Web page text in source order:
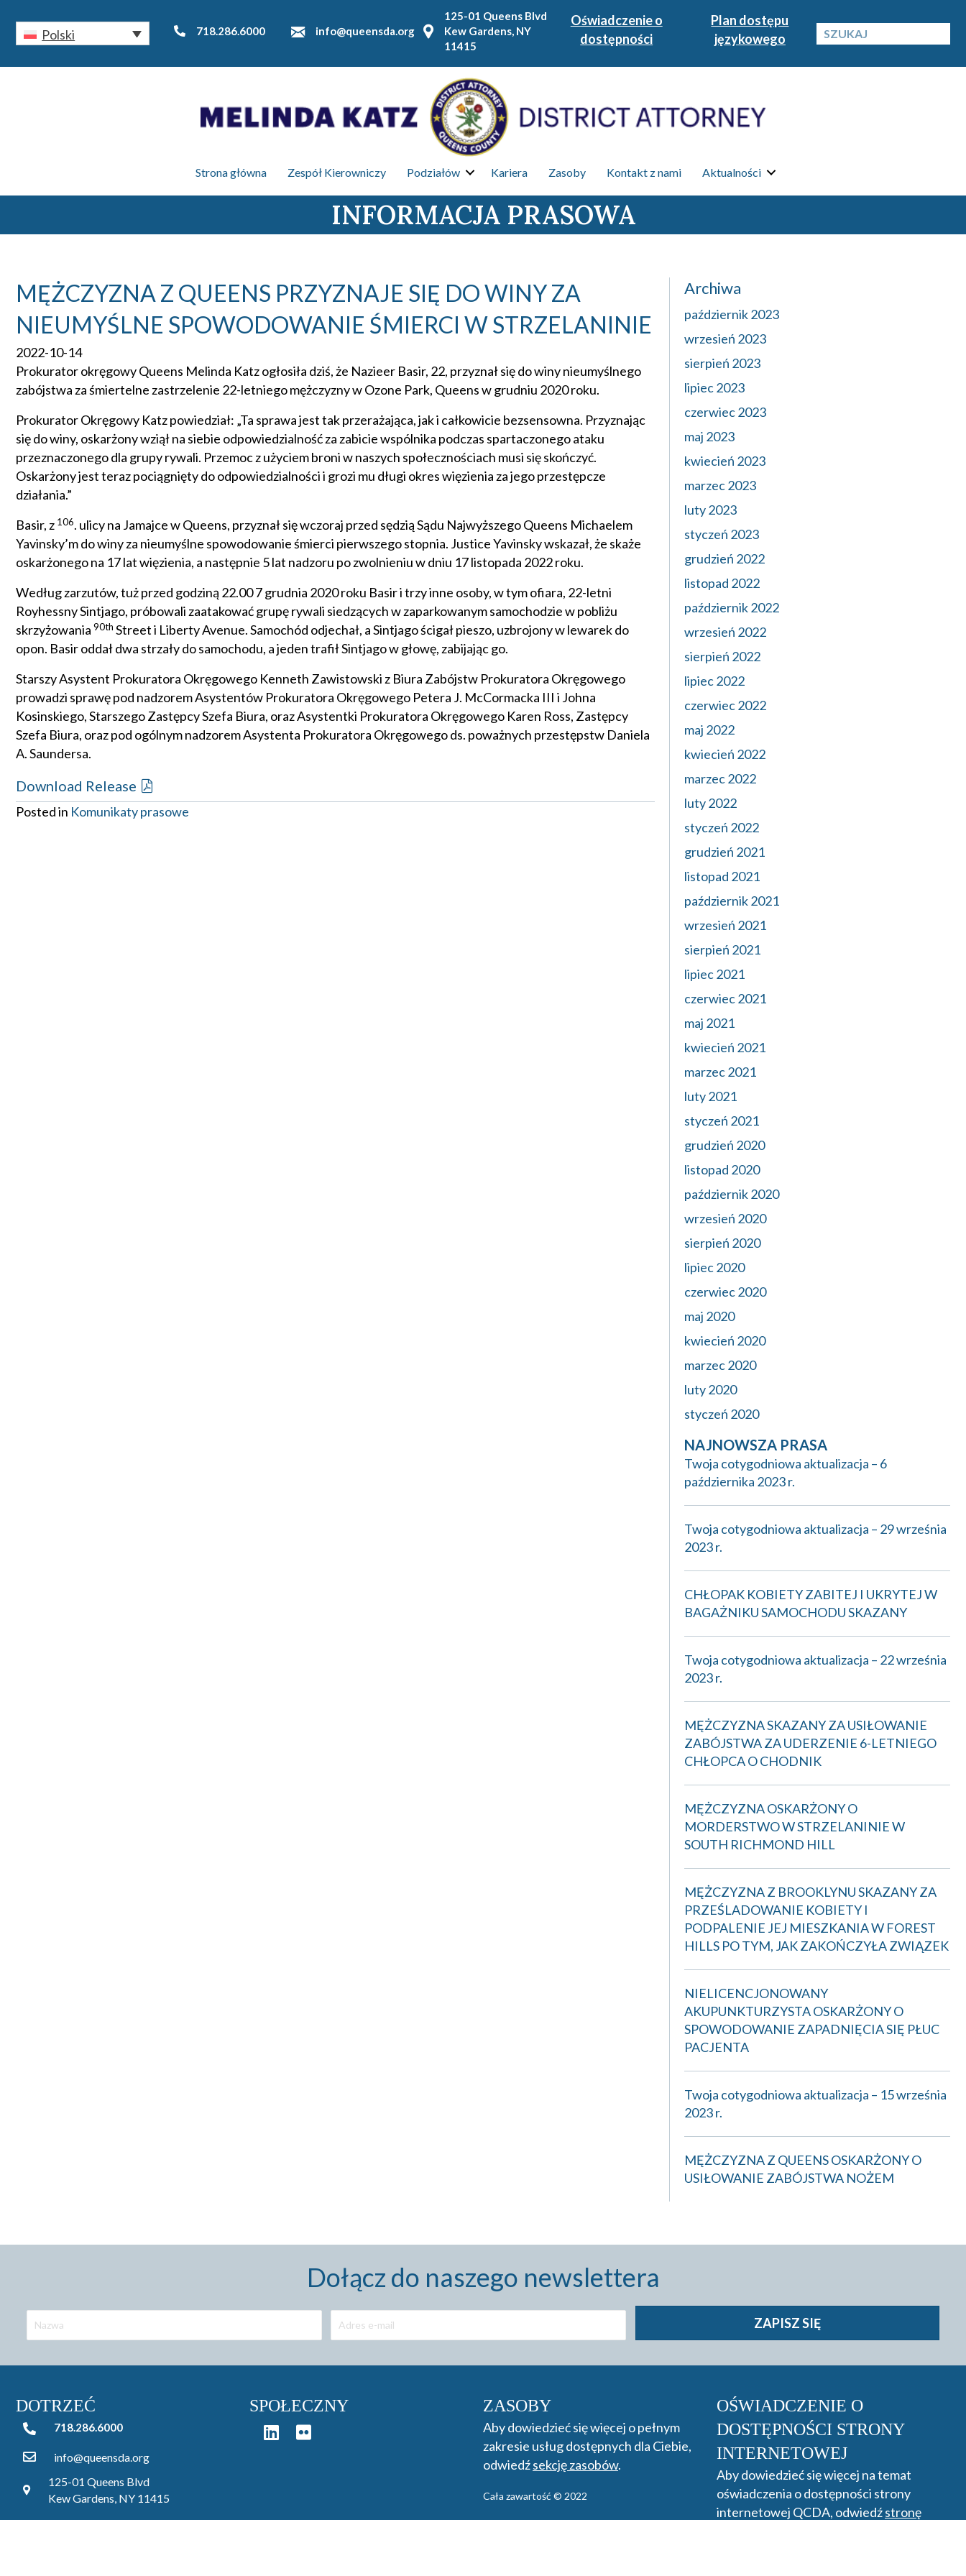
Polski 718.286.6000 info@queensda.org
125-01 Queens Blvd
Kew Gardens, NY
11415
Oświadczenie o
dostępności
Plan dostępu
językowego
Strona główna Zespół Kierowniczy Podziałów Kariera Zasoby Kontakt z nami Aktualności
INFORMACJA PRASOWA
MĘŻCZYZNA Z QUEENS PRZYZNAJE SIĘ DO WINY ZA
NIEUMYŚLNE SPOWODOWANIE ŚMIERCI W STRZELANINIE
2022-10-14
Prokurator okręgowy Queens Melinda Katz ogłosiła dziś, że Nazieer Basir, 22, przyznał się do winy nieumyślnego
zabójstwa za śmiertelne zastrzelenie 22-letniego mężczyzny w Ozone Park, Queens w grudniu 2020 roku.
Prokurator Okręgowy Katz powiedział: „Ta sprawa jest tak przerażająca, jak i całkowicie bezsensowna. Przyznając
się do winy, oskarżony wziął na siebie odpowiedzialność za zabicie wspólnika podczas spartaczonego ataku
przeznaczonego dla grupy rywali. Przemoc z użyciem broni w naszych społecznościach musi się skończyć.
Oskarżony jest teraz pociągnięty do odpowiedzialności i grozi mu długi okres więzienia za jego przestępcze
działania.”
Basir, z 106. ulicy na Jamajce w Queens, przyznał się wczoraj przed sędzią Sądu Najwyższego Queens Michaelem
Yavinsky’m do winy za nieumyślne spowodowanie śmierci pierwszego stopnia. Justice Yavinsky wskazał, że skaże
oskarżonego na 17 lat więzienia, a następnie 5 lat nadzoru po zwolnieniu w dniu 17 listopada 2022 roku.
Według zarzutów, tuż przed godziną 22.00 7 grudnia 2020 roku Basir i trzy inne osoby, w tym ofiara, 22-letni
Royhessny Sintjago, próbowali zaatakować grupę rywali siedzących w zaparkowanym samochodzie w pobliżu
skrzyżowania 90th Street i Liberty Avenue. Samochód odjechał, a Sintjago ścigał pieszo, uzbrojony w lewarek do
opon. Basir oddał dwa strzały do samochodu, a jeden trafił Sintjago w głowę, zabijając go.
Starszy Asystent Prokuratora Okręgowego Kenneth Zawistowski z Biura Zabójstw Prokuratora Okręgowego
prowadzi sprawę pod nadzorem Asystentów Prokuratora Okręgowego Petera J. McCormacka III i Johna
Kosinskiego, Starszego Zastępcy Szefa Biura, oraz Asystentki Prokuratora Okręgowego Karen Ross, Zastępcy
Szefa Biura, oraz pod ogólnym nadzorem Asystenta Prokuratora Okręgowego ds. poważnych przestępstw Daniela
A. Saundersa.
Download Release
Posted in Komunikaty prasowe
Archiwa
październik 2023
wrzesień 2023
sierpień 2023
lipiec 2023
czerwiec 2023
maj 2023
kwiecień 2023
marzec 2023
luty 2023
styczeń 2023
grudzień 2022
listopad 2022
październik 2022
wrzesień 2022
sierpień 2022
lipiec 2022
czerwiec 2022
maj 2022
kwiecień 2022
marzec 2022
luty 2022
styczeń 2022
grudzień 2021
listopad 2021
październik 2021
wrzesień 2021
sierpień 2021
lipiec 2021
czerwiec 2021
maj 2021
kwiecień 2021
marzec 2021
luty 2021
styczeń 2021
grudzień 2020
listopad 2020
październik 2020
wrzesień 2020
sierpień 2020
lipiec 2020
czerwiec 2020
maj 2020
kwiecień 2020
marzec 2020
luty 2020
styczeń 2020
NAJNOWSZA PRASA
Twoja cotygodniowa aktualizacja – 6
października 2023 r.
Twoja cotygodniowa aktualizacja – 29 września
2023 r.
CHŁOPAK KOBIETY ZABITEJ I UKRYTEJ W
BAGAŻNIKU SAMOCHODU SKAZANY
Twoja cotygodniowa aktualizacja – 22 września
2023 r.
MĘŻCZYZNA SKAZANY ZA USIŁOWANIE
ZABÓJSTWA ZA UDERZENIE 6-LETNIEGO
CHŁOPCA O CHODNIK
MĘŻCZYZNA OSKARŻONY O
MORDERSTWO W STRZELANINIE W
SOUTH RICHMOND HILL
MĘŻCZYZNA Z BROOKLYNU SKAZANY ZA
PRZEŚLADOWANIE KOBIETY I
PODPALENIE JEJ MIESZKANIA W FOREST
HILLS PO TYM, JAK ZAKOŃCZYŁA ZWIĄZEK
NIELICENCJONOWANY
AKUPUNKTURZYSTA OSKARŻONY O
SPOWODOWANIE ZAPADNIĘCIA SIĘ PŁUC
PACJENTA
Twoja cotygodniowa aktualizacja – 15 września
2023 r.
MĘŻCZYZNA Z QUEENS OSKARŻONY O
USIŁOWANIE ZABÓJSTWA NOŻEM
Dołącz do naszego newslettera
ZAPISZ SIĘ
DOTRZEĆ
718.286.6000
718.286.6000
info@queensda.org
125-01 Queens Blvd
Kew Gardens, NY 11415
SPOŁECZNY ZASOBY
Aby dowiedzieć się więcej o pełnym
zakresie usług dostępnych dla Ciebie,
odwiedźsekcję zasobów.
Cała zawartość © 2022
OŚWIADCZENIE O
DOSTĘPNOŚCI STRONY
INTERNETOWEJ
Aby dowiedzieć się więcej na temat
oświadczenia o dostępności strony
internetowej QCDA, odwiedźstronę